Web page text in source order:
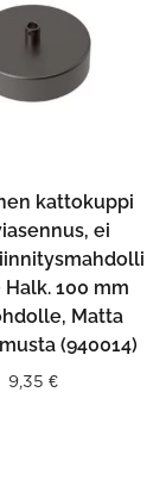
kattokuppi
ei
100 mm
Matta
(940014)
9,35 €